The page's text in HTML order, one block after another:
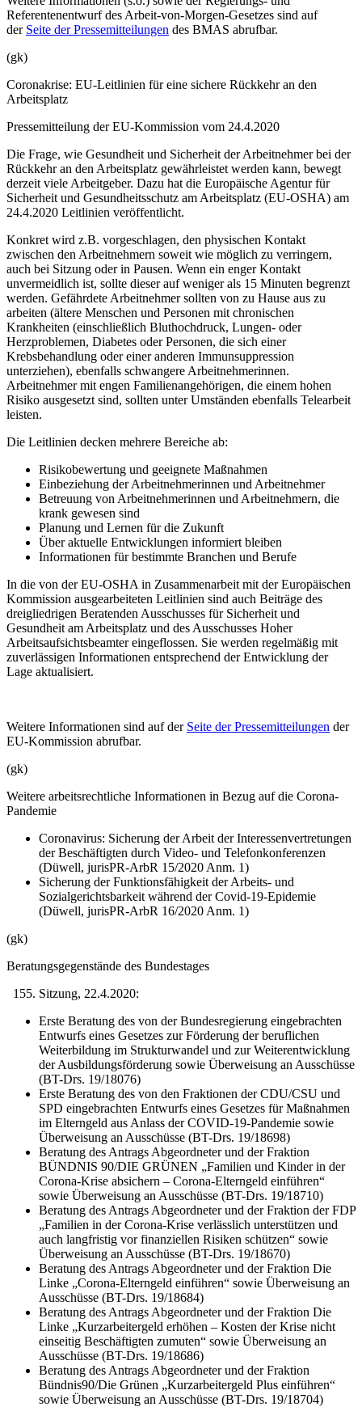
Referentenentwurf des Arbeit-von-Morgen-Gesetzes sind auf
der Seite der Pressemitteilungen des BMAS abrufbar.
(gk)
Coronakrise: EU-Leitlinien für eine sichere Rückkehr an den
Arbeitsplatz
Pressemitteilung der EU-Kommission vom 24.4.2020
Die Frage, wie Gesundheit und Sicherheit der Arbeitnehmer bei der
Rückkehr an den Arbeitsplatz gewährleistet werden kann, bewegt
derzeit viele Arbeitgeber. Dazu hat die Europäische Agentur für
Sicherheit und Gesundheitsschutz am Arbeitsplatz (EU-OSHA) am
24.4.2020 Leitlinien veröffentlicht.
Konkret wird z.B. vorgeschlagen, den physischen Kontakt
zwischen den Arbeitnehmern soweit wie möglich zu verringern,
auch bei Sitzung oder in Pausen. Wenn ein enger Kontakt
unvermeidlich ist, sollte dieser auf weniger als 15 Minuten begrenzt
werden. Gefährdete Arbeitnehmer sollten von zu Hause aus zu
arbeiten (ältere Menschen und Personen mit chronischen
Krankheiten (einschließlich Bluthochdruck, Lungen- oder
Herzproblemen, Diabetes oder Personen, die sich einer
Krebsbehandlung oder einer anderen Immunsuppression
unterziehen), ebenfalls schwangere Arbeitnehmerinnen.
Arbeitnehmer mit engen Familienangehörigen, die einem hohen
Risiko ausgesetzt sind, sollten unter Umständen ebenfalls Telearbeit
leisten.
Die Leitlinien decken mehrere Bereiche ab:
Risikobewertung und geeignete Maßnahmen
Einbeziehung der Arbeitnehmerinnen und Arbeitnehmer
Betreuung von Arbeitnehmerinnen und Arbeitnehmern, die
krank gewesen sind
Planung und Lernen für die Zukunft
Über aktuelle Entwicklungen informiert bleiben
Informationen für bestimmte Branchen und Berufe
In die von der EU-OSHA in Zusammenarbeit mit der Europäischen
Kommission ausgearbeiteten Leitlinien sind auch Beiträge des
dreigliedrigen Beratenden Ausschusses für Sicherheit und
Gesundheit am Arbeitsplatz und des Ausschusses Hoher
Arbeitsaufsichtsbeamter eingeflossen. Sie werden regelmäßig mit
zuverlässigen Informationen entsprechend der Entwicklung der
Lage aktualisiert.
Weitere Informationen sind auf der Seite der Pressemitteilungen der
EU-Kommission abrufbar.
(gk)
Weitere arbeitsrechtliche Informationen in Bezug auf die Corona-
Pandemie
Coronavirus: Sicherung der Arbeit der Interessenvertretungen
der Beschäftigten durch Video- und Telefonkonferenzen
(Düwell, jurisPR-ArbR 15/2020 Anm. 1)
Sicherung der Funktionsfähigkeit der Arbeits- und
Sozialgerichtsbarkeit während der Covid-19-Epidemie
(Düwell, jurisPR-ArbR 16/2020 Anm. 1)
(gk)
Beratungsgegenstände des Bundestages
Sitzung, 22.4.2020:
Erste Beratung des von der Bundesregierung eingebrachten
Entwurfs eines Gesetzes zur Förderung der beruflichen
Weiterbildung im Strukturwandel und zur Weiterentwicklung
der Ausbildungsförderung sowie Überweisung an Ausschüsse
(BT-Drs. 19/18076)
Erste Beratung des von den Fraktionen der CDU/CSU und
SPD eingebrachten Entwurfs eines Gesetzes für Maßnahmen
im Elterngeld aus Anlass der COVID-19-Pandemie sowie
Überweisung an Ausschüsse (BT-Drs. 19/18698)
Beratung des Antrags Abgeordneter und der Fraktion
BÜNDNIS 90/DIE GRÜNEN „Familien und Kinder in der
Corona-Krise absichern – Corona-Elterngeld einführen“
sowie Überweisung an Ausschüsse (BT-Drs. 19/18710)
Beratung des Antrags Abgeordneter und der Fraktion der FDP
„Familien in der Corona-Krise verlässlich unterstützen und
auch langfristig vor finanziellen Risiken schützen“ sowie
Überweisung an Ausschüsse (BT-Drs. 19/18670)
Beratung des Antrags Abgeordneter und der Fraktion Die
Linke „Corona-Elterngeld einführen“ sowie Überweisung an
Ausschüsse (BT-Drs. 19/18684)
Beratung des Antrags Abgeordneter und der Fraktion Die
Linke „Kurzarbeitergeld erhöhen – Kosten der Krise nicht
einseitig Beschäftigten zumuten“ sowie Überweisung an
Ausschüsse (BT-Drs. 19/18686)
Beratung des Antrags Abgeordneter und der Fraktion
Bündnis90/Die Grünen „Kurzarbeitergeld Plus einführen“
sowie Überweisung an Ausschüsse (BT-Drs. 19/18704)